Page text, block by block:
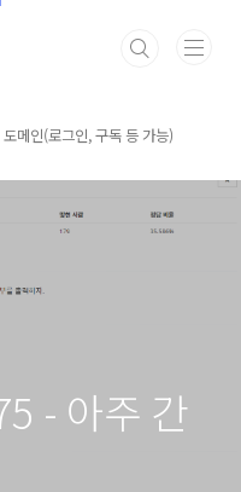
메인(로그인, 구독 등 가능)
- 아주 간